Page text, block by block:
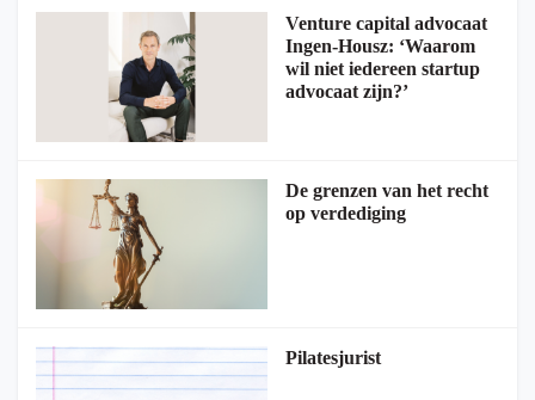
Venture capital advocaat
Ingen-Housz: ‘Waarom
wil niet iedereen startup
advocaat zijn?’
De grenzen van het recht
op verdediging
Pilatesjurist